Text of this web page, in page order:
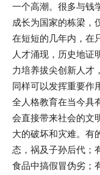
一个高潮。很多与钱
成长为国家的栋梁，
在短短的几年内，在
人才涌现，历史地证
力培养拔尖创新人才
同样可以发挥重要作
全人格教育在当今具
会直接带来社会的文
大的破坏和灾难。有
态，祸及子孙后代；
食品中搞假冒伪劣；